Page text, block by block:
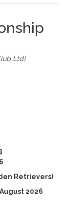
Ltd)
Retrievers)
2026